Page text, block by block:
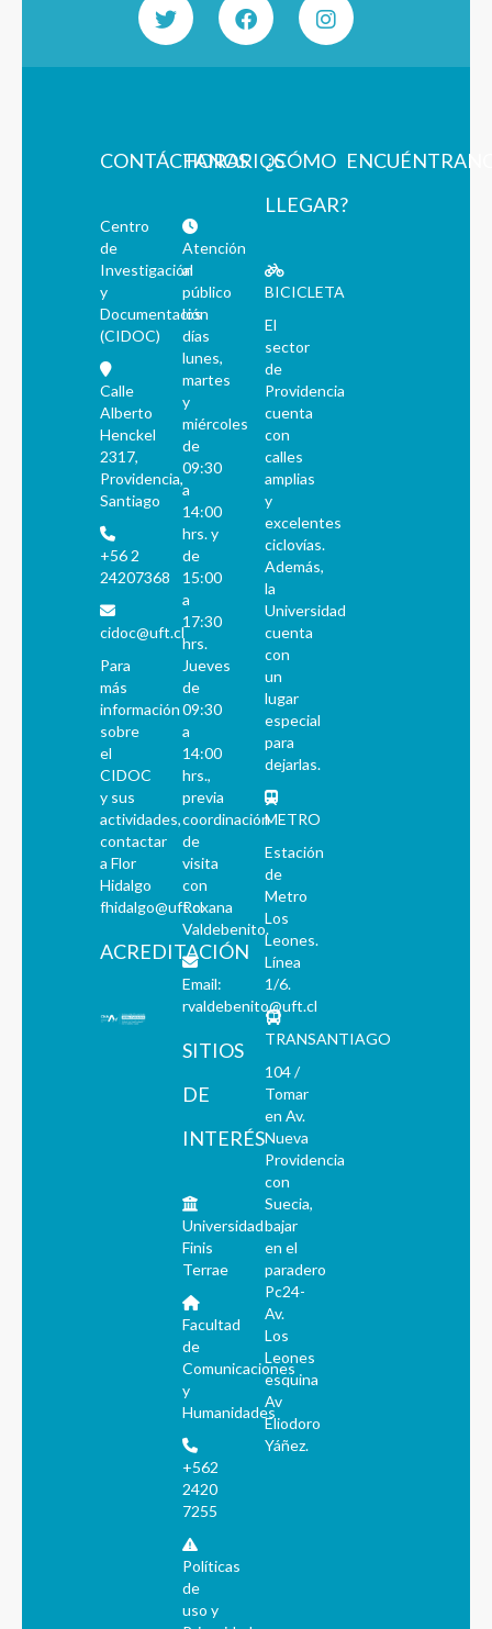
CONTÁCTANOS
Centro
de
Investigación
y
Documentación
(CIDOC)
Calle
Alberto
Henckel
2317,
Providencia,
Santiago
+56 2
24207368
cidoc@uft.cl
Para
más
información
sobre
el
CIDOC
y sus
actividades,
contactar
a Flor
Hidalgo
fhidalgo@uft.cl
ACREDITACIÓN
HORARIOS
Atención
al
público
los
días
lunes,
martes
y
miércoles
de
09:30
a
14:00
hrs. y
de
15:00
a
17:30
hrs.
Jueves
de
09:30
a
14:00
hrs.,
previa
coordinación
de
visita
con
Roxana
Valdebenito.
Email:
rvaldebenito@uft.cl
SITIOS
DE
INTERÉS
Universidad
Finis
Terrae
Facultad
de
Comunicaciones
y
Humanidades
+562
2420
7255
Políticas
de
uso y
¿CÓMO
LLEGAR?
BICICLETA
El
sector
de
Providencia
cuenta
con
calles
amplias
y
excelentes
ciclovías.
Además,
la
Universidad
cuenta
con
un
lugar
especial
para
dejarlas.
METRO
Estación
de
Metro
Los
Leones.
Línea
1/6.
TRANSANTIAGO
104 /
Tomar
en Av.
Nueva
Providencia
con
Suecia,
bajar
en el
paradero
Pc24-
Av.
Los
Leones
esquina
Av
Eliodoro
Yáñez.